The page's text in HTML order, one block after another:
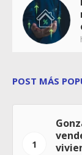
POST MÁS
1